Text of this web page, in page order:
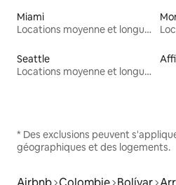
Miami
Locations moyenne et longue durée
Seattle
Locations moyenne et longue durée
* Des exclusions peuvent
géographiques et des logements.